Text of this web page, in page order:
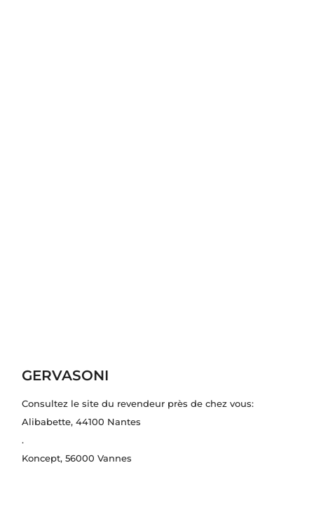
GERVASONI
Consultez le site du revendeur près de chez vous:
Alibabette, 44100 Nantes
.
Koncept, 56000 Vannes